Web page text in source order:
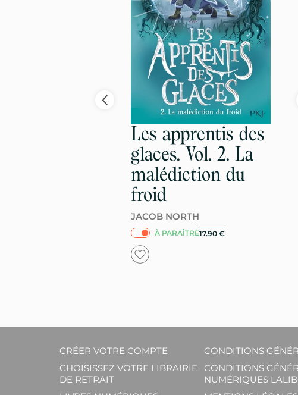
Les apprentis des
glaces. Vol. 2. La
malédiction du
froid
JACOB NORTH
À PARAÎTRE17.90 €
CRÉER VOTRE COMPTE
CHOISISSEZ VOTRE LIBRAIRIE
DE RETRAIT
CONDITIONS
CONDITIONS
NUMÉRIQUES